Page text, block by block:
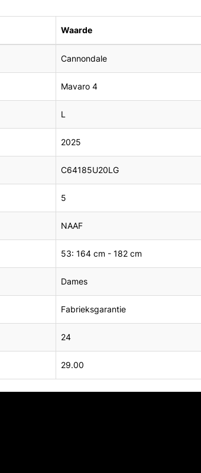
Waarde
Cannondale
Mavaro 4
L
2025
C64185U20LG
5
NAAF
53: 164 cm - 182 cm
Dames
Fabrieksgarantie
24
29.00